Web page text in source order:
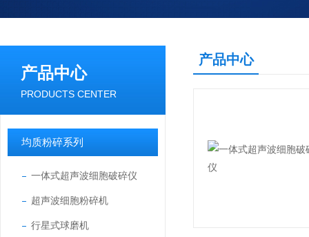
产品中心
PRODUCTS CENTER
均质粉碎系列
一体式超声波细胞破碎仪
超声波细胞粉碎机
行星式球磨机
产品中心